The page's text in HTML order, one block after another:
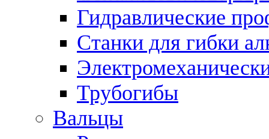
Гидравлические
Станки для гибки
Трубогибы
Вальцы